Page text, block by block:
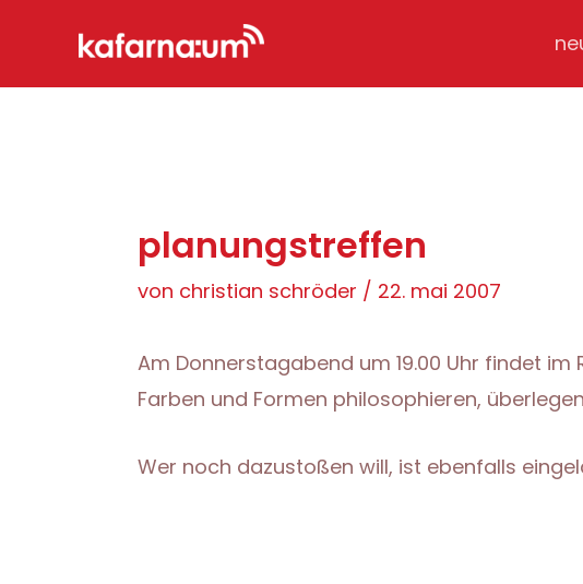
springen
planungstreffen
von christian schröder / 22. mai 2007
Am Donnerstagabend um 19.00 Uhr findet
Farben und Formen philosophieren,
Wer noch dazustoßen will, ist ebenfalls